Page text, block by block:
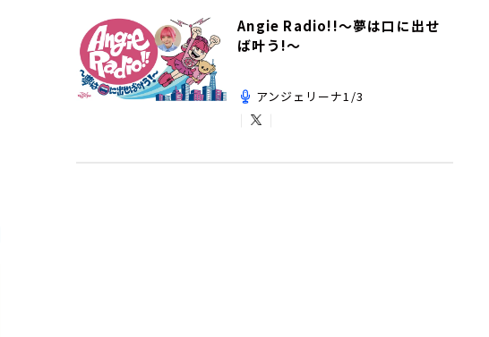
Angie Radio!!～夢は口に出せ
ば叶う!～
アンジェリーナ1/3